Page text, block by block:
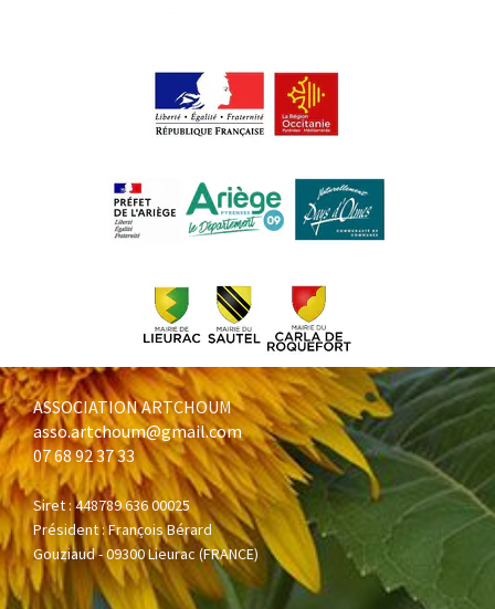
ASSOCIATION ARTCHOUM
asso.artchoum@gmail.com
07 68 92 37 33
Siret : 448789 636 00025
Président : François Bérard
Gouziaud -09300 Lieurac (FRANCE)